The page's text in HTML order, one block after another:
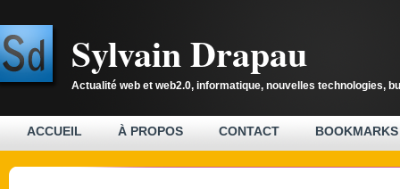
Sylvain Drapau
Actualité web et web2.0, informatique, nouvelles technologies,
ACCUEIL À PROPOS CONTACT BOOKMARKS